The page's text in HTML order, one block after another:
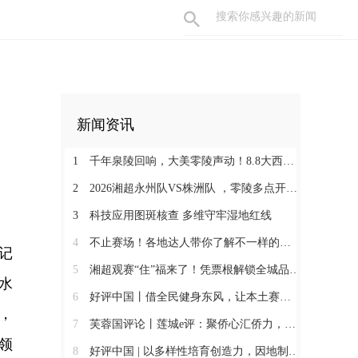
新闻资讯
1 千年泉陵回响，大美零陵声动！8.8大西门戏梦广场，一天穿越古今，共赴文旅盛宴
2 2026湘超永州队VS株洲队 ，零陵多点开设第二现场+赛事接驳车暖心上线
3 科技应用图斑核查 多维守牢湿地红线
4 不止赛场！各地达人带你了解不一样的永州
5 湘超观赛“住”福来了！凭票根解锁全城品质住宿低价！
6 好评中国丨借全民健身东风，让本土赛事撬动消费新增长
7 芙蓉国评论丨莲城e评：聚侨心汇侨力，山海万里皆家国
8 好评中国 | 以多样性培育创造力，因地制宜发展新质生产力